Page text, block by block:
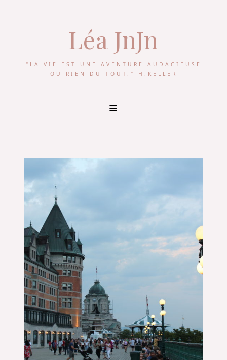
Léa JnJn
"LA VIE EST UNE AVENTURE AUDACIEUSE
OU RIEN DU TOUT." H.KELLER